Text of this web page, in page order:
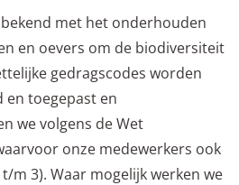
met het onderhouden
en oevers om de biodiversiteit
gedragscodes worden
toegepast en
we volgens de Wet
onze medewerkers ook
m 3). Waar mogelijk werken we